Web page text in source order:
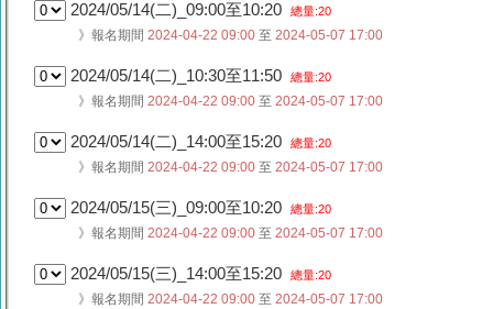
2024/05/14(二)_09:00至10:20 總量:20
》報名期間 2024-04-22 09:00 至 2024-05-07 17:00
2024/05/14(二)_10:30至11:50 總量:20
》報名期間 2024-04-22 09:00 至 2024-05-07 17:00
2024/05/14(二)_14:00至15:20 總量:20
》報名期間 2024-04-22 09:00 至 2024-05-07 17:00
2024/05/15(三)_09:00至10:20 總量:20
》報名期間 2024-04-22 09:00 至 2024-05-07 17:00
2024/05/15(三)_14:00至15:20 總量:20
》報名期間 2024-04-22 09:00 至 2024-05-07 17:00